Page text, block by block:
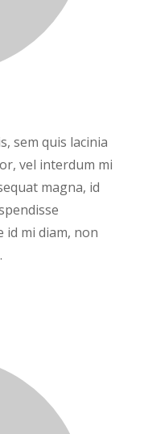
sem quis lacinia
vel interdum mi
magna, id
id mi diam, non